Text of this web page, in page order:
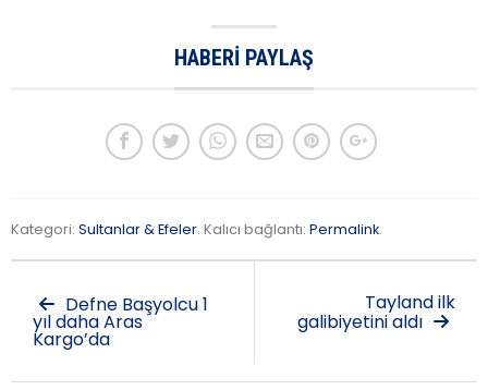
HABERI PAYLAŞ
Kategori: Sultanlar & Efeler. Kalıcı bağlantı: Permalink.
Defne Başyolcu 1
yıl daha Aras
Kargo’da
Tayland ilk
galibiyetini aldı